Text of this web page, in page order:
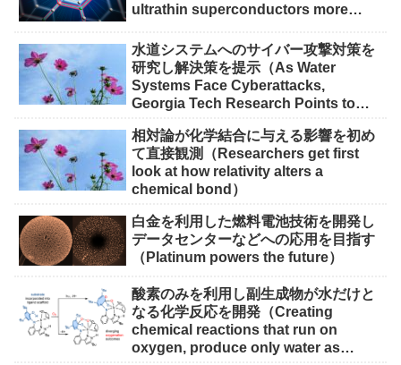
ultrathin superconductors more
水道システムへのサイバー攻撃対策を
研究し解決策を提示（As Water
Systems Face Cyberattacks,
Georgia Tech Research Points to
相対論が化学結合に与える影響を初め
て直接観測（Researchers get first
look at how relativity alters a
chemical bond）
白金を利用した燃料電池技術を開発し
データセンターなどへの応用を目指す
（Platinum powers the future）
酸素のみを利用し副生成物が水だけと
なる化学反応を開発（Creating
chemical reactions that run on
oxygen, produce only water as